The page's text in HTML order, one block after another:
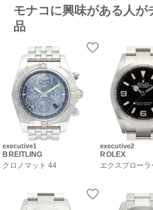
モナコに興味がある人が
品
executive1
BREITLING
クロノマット 44
executive2
ROLEX
エクスプローラ